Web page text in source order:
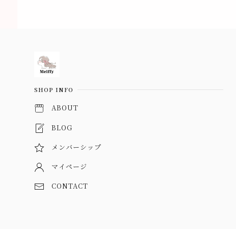
Information
SHOP INFO
ABOUT
BLOG
メンバーシップ
マイページ
CONTACT